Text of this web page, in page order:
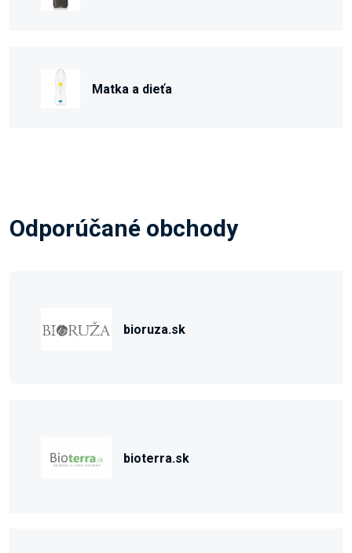
Matka a dieťa
Odporúčané obchody
bioruza.sk
bioterra.sk